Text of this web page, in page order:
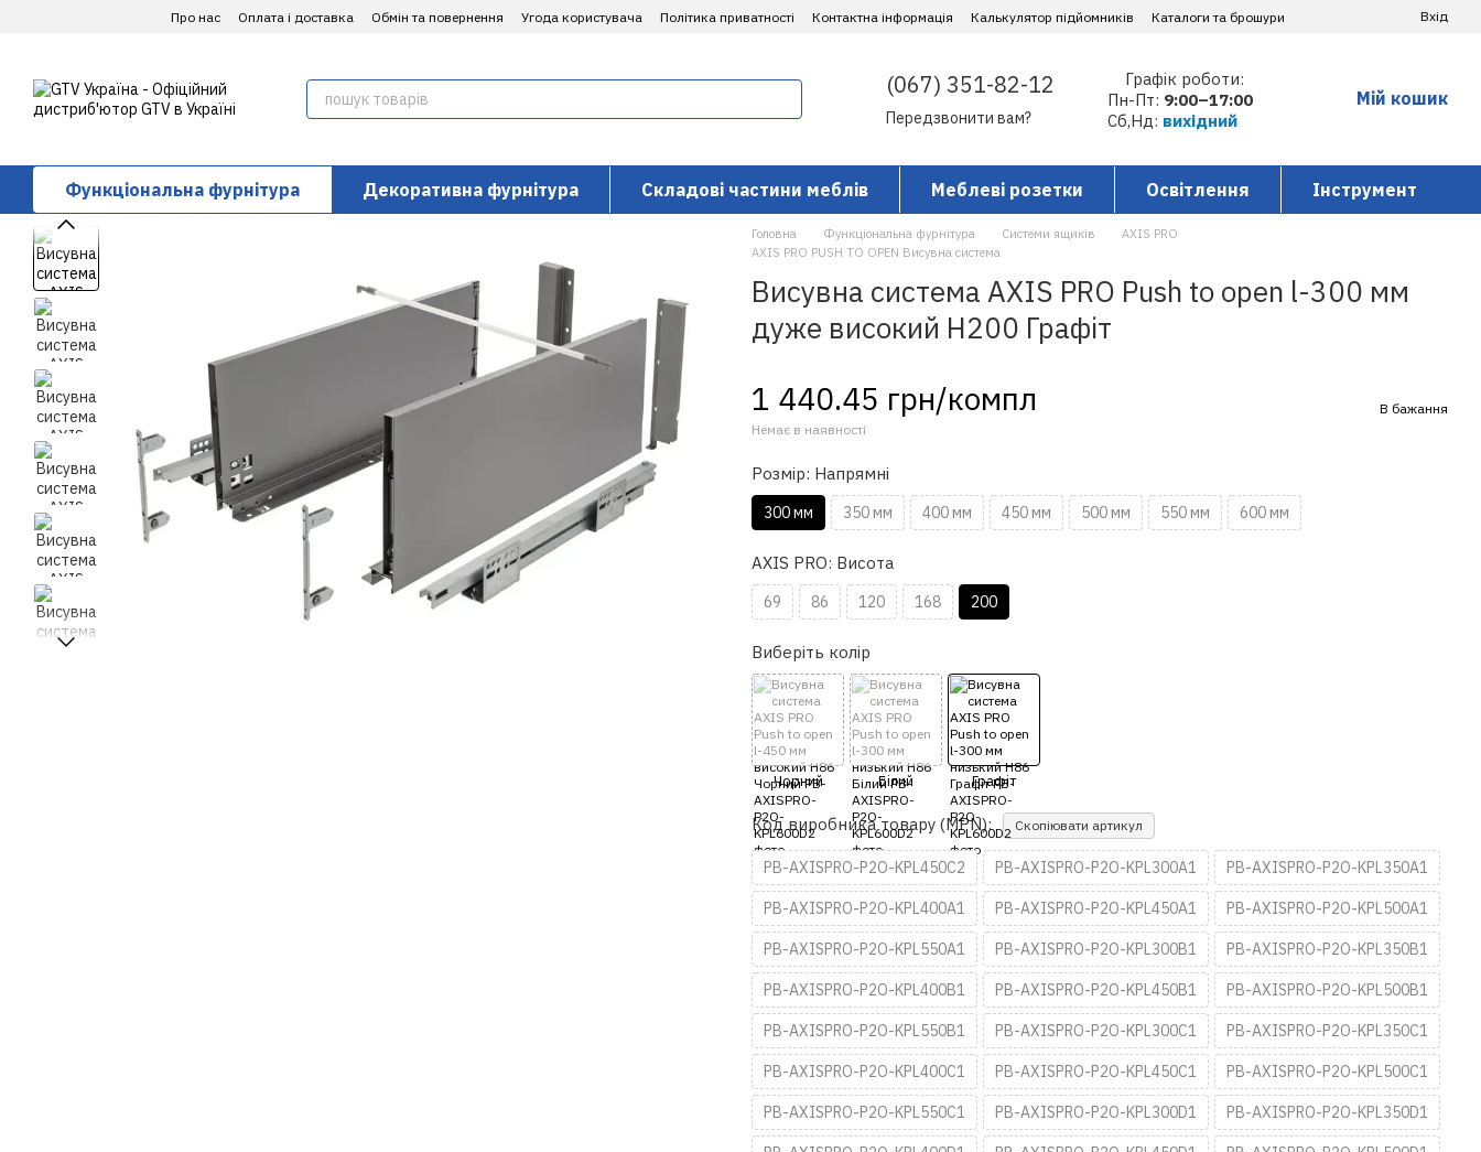
Перейти до основного контенту
Про нас Оплата і доставка Обмін та повернення Угода користувача Політика приватності Контактна інформація ​Калькулятор підйомників Каталоги та брошури Вхід
(067) 351-82-12
Передзвонити вам?
Графік роботи:
Пн-Пт: 9:00–17:00
Сб,Нд: вихідний
Мій кошик
Функціональна фурнітура Декоративна фурнітура Складові частини меблів Меблеві розетки Освітлення Інструмент
Головна Функціональна фурнітура Системи ящиків
AXIS PRO
AXIS PRO PUSH TO OPEN Висувна система
Висувна система AXIS PRO Push to open l-300 мм
дуже високий H200 Графіт
1 440.45 грн/компл
Немає в наявності
В бажання
Розмір: Напрямні
300 мм 350 мм 400 мм 450 мм 500 мм 550 мм 600 мм
AXIS PRO: Висота
69 86 120 168 200
Виберіть колір
Код виробника товару (MPN): Скопіювати артикул
PB-AXISPRO-P2O-KPL450C2 PB-AXISPRO-P2O-KPL300A1 PB-AXISPRO-P2O-KPL350A1
PB-AXISPRO-P2O-KPL400A1 PB-AXISPRO-P2O-KPL450A1 PB-AXISPRO-P2O-KPL500A1
PB-AXISPRO-P2O-KPL550A1 PB-AXISPRO-P2O-KPL300B1 PB-AXISPRO-P2O-KPL350B1
PB-AXISPRO-P2O-KPL400B1 PB-AXISPRO-P2O-KPL450B1 PB-AXISPRO-P2O-KPL500B1
PB-AXISPRO-P2O-KPL550B1 PB-AXISPRO-P2O-KPL300C1 PB-AXISPRO-P2O-KPL350C1
PB-AXISPRO-P2O-KPL400C1 PB-AXISPRO-P2O-KPL450C1 PB-AXISPRO-P2O-KPL500C1
PB-AXISPRO-P2O-KPL550C1 PB-AXISPRO-P2O-KPL300D1 PB-AXISPRO-P2O-KPL350D1